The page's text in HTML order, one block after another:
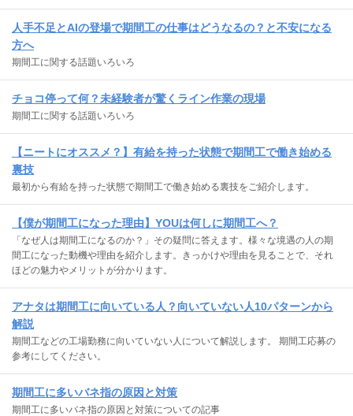
人手不足とAIの登場で期間工の仕事はどうなるの？と不安になる
方へ
期間工に関する話題いろいろ
チョコ停って何？未経験者が驚くライン作業の現場
期間工に関する話題いろいろ
【ニートにオススメ？】有給を持った状態で期間工で働き始める
裏技
最初から有給を持った状態で期間工で働き始める裏技をご紹介します。
【僕が期間工になった理由】YOUは何しに期間工へ？
「なぜ人は期間工になるのか？」その疑問に答えます。様々な境遇の人の期
間工になった動機や理由を紹介します。きっかけや理由を見ることで、それ
ほどの魅力やメリットが分かります。
アナタは期間工に向いている人？向いていない人10パターンから
解説
期間工などの工場勤務に向いていない人について解説します。 期間工応募の
参考にしてください。
期間工に多いバネ指の原因と対策
期間工に多いバネ指の原因と対策についての記事